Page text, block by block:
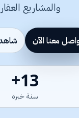
والمشاريع
معنا الآن
15+
سنة خبرة